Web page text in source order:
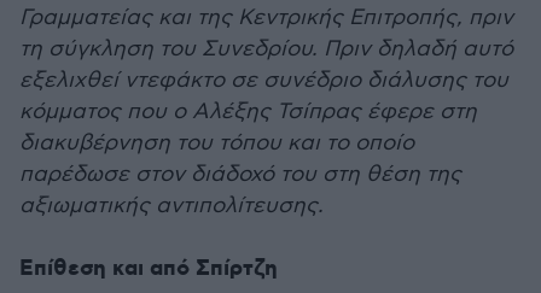
Γραμματείας και της Κεντρικής Επιτροπής, πριν
τη σύγκληση του Συνεδρίου. Πριν δηλαδή αυτό
εξελιχθεί ντεφάκτο σε συνέδριο διάλυσης του
κόμματος που ο Αλέξης Τσίπρας έφερε στη
διακυβέρνηση του τόπου και το οποίο
παρέδωσε στον διάδοχό του στη θέση της
αξιωματικής αντιπολίτευσης.
Επίθεση και από Σπίρτζη